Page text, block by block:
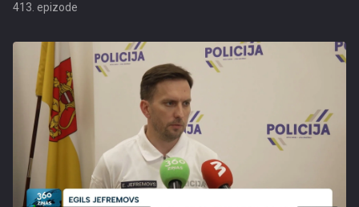
413. epizode